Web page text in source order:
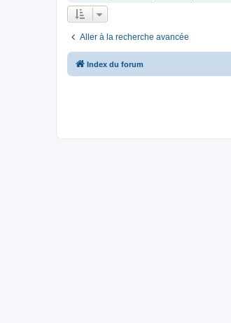
Aller à la recherche avancée
Index du forum